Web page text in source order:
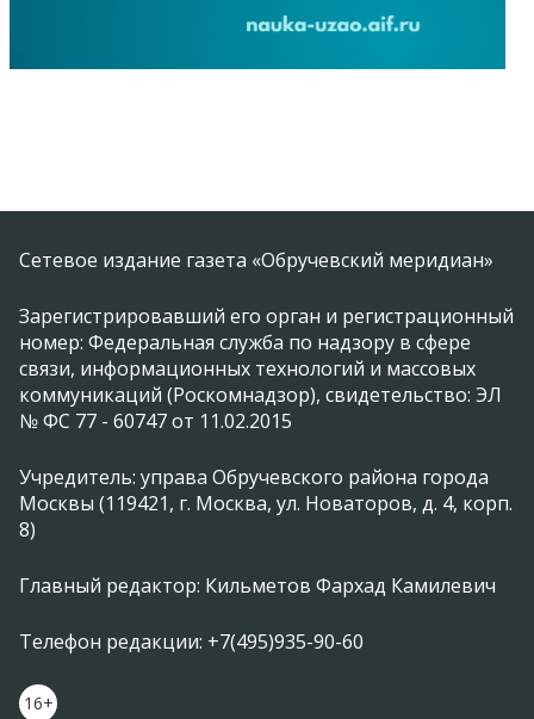
Сетевое издание газета «Обручевский меридиан»
Зарегистрировавший его орган и регистрационный
номер: Федеральная служба по надзору в сфере
связи, информационных технологий и массовых
коммуникаций (Роскомнадзор), свидетельство: ЭЛ
№ ФС 77 - 60747 от 11.02.2015
Учредитель: управа Обручевского района города
Москвы (119421, г. Москва, ул. Новаторов, д. 4, корп.
8)
Главный редактор: Кильметов Фархад Камилевич
Телефон редакции: +7(495)935-90-60
16+